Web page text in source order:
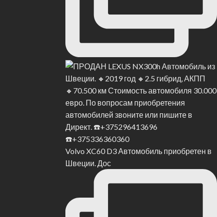
Volvo XC60 D3 Автомобиль приобретен в
Швеции. Дос